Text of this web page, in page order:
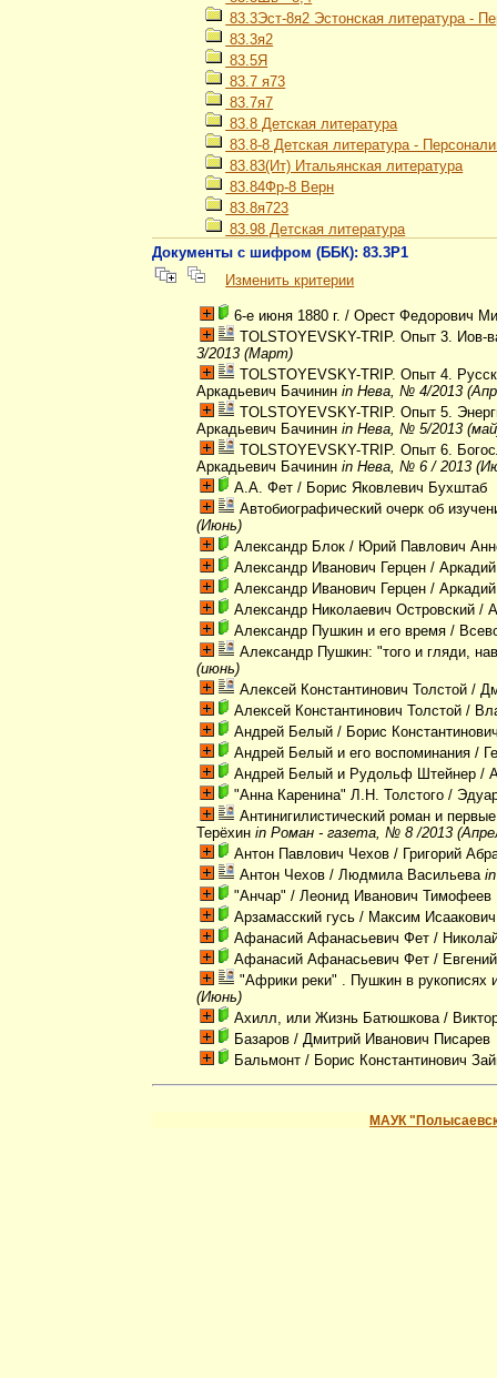
83.3Эст-8я2 Эстонская литература -
83.3я2
83.5Я
83.7 я73
83.7я7
83.8 Детская литература
83.8-8 Детская литература -
83.83(Ит) Итальянская литература
83.84Фр-8 Верн
83.8я723
83.98 Детская литература
Документы с шифром (ББК): 83.3Р1
Изменить критерии
6-е июня 1880 г. / Орест Федорович
TOLSTOYEVSKY-TRIP. Опыт 3. Иов-
3/2013 (Март)
TOLSTOYEVSKY-TRIP. Опыт 4.
Аркадьевич Бачининin Нева, № 4/2013
TOLSTOYEVSKY-TRIP. Опыт 5.
Аркадьевич Бачининin Нева, № 5/2013
TOLSTOYEVSKY-TRIP. Опыт 6.
Аркадьевич Бачининin Нева, № 6 / 2013
А.А. Фет / Борис Яковлевич Бухштаб
Автобиографический очерк об
(Июнь)
Александр Блок / Юрий Павлович
Александр Иванович Герцен /
Александр Иванович Герцен /
Александр Николаевич Островский /
Александр Пушкин и его время /
Александр Пушкин: "того и гляди,
(июнь)
Алексей Константинович Толстой /
Алексей Константинович Толстой /
Андрей Белый / Борис
Андрей Белый и его воспоминания /
Андрей Белый и Рудольф Штейнер /
"Анна Каренина" Л.Н. Толстого /
Антинигилистический роман и
Терёхинin Роман - газета, № 8 /2013
Антон Павлович Чехов / Григорий
Антон Чехов / Людмила Васильева
"Анчар" / Леонид Иванович Тимофеев
Арзамасский гусь / Максим
Афанасий Афанасьевич Фет /
Афанасий Афанасьевич Фет /
"Африки реки" . Пушкин в рукописях
(Июнь)
Ахилл, или Жизнь Батюшкова/
Базаров / Дмитрий Иванович Писарев
Бальмонт / Борис Константинович
МАУК